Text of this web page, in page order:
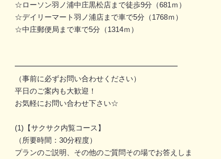
☆ローソン羽ノ浦中庄黒松店まで徒歩9分（681ｍ）
☆デイリーマート羽ノ浦店まで車で5分（1768ｍ）
☆中庄郵便局まで車で5分（1314ｍ）
━━━━━━━━━━━━━━━━━━━━━━
（事前に必ずお問い合わせください）
平日のご案内も大歓迎！
お気軽にお問い合わせ下さい☆
(1)【サクサク内覧コース】
（所要時間：30分程度）
プランのご説明、その他のご質問その場でお答えしま